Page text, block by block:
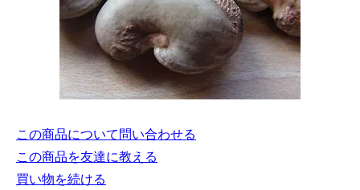
この商品について問い合わせる
この商品を友達に教える
買い物を続ける